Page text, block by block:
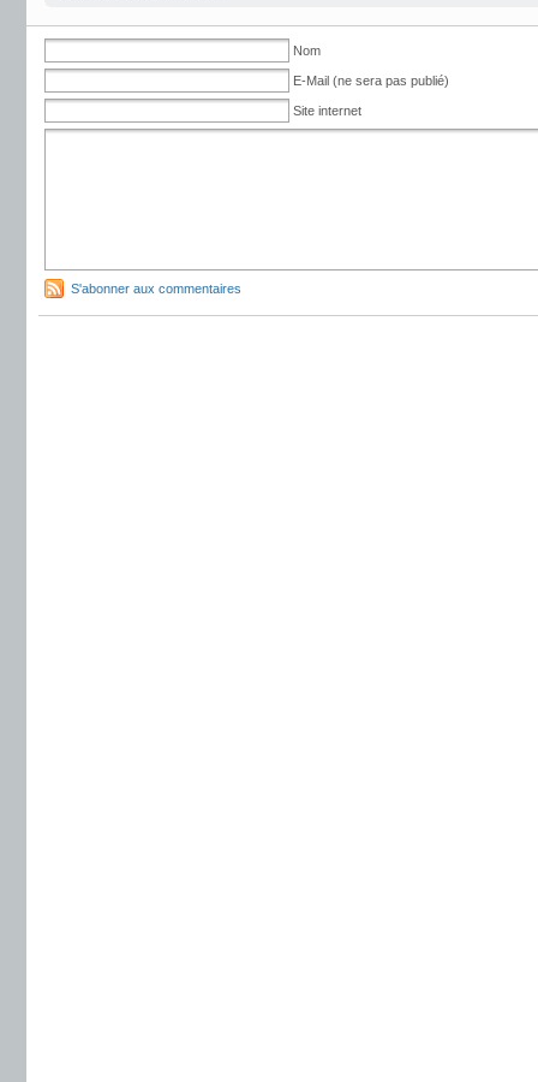
Nom
E-Mail (ne sera pas publié)
Site internet
S'abonner aux commentaires